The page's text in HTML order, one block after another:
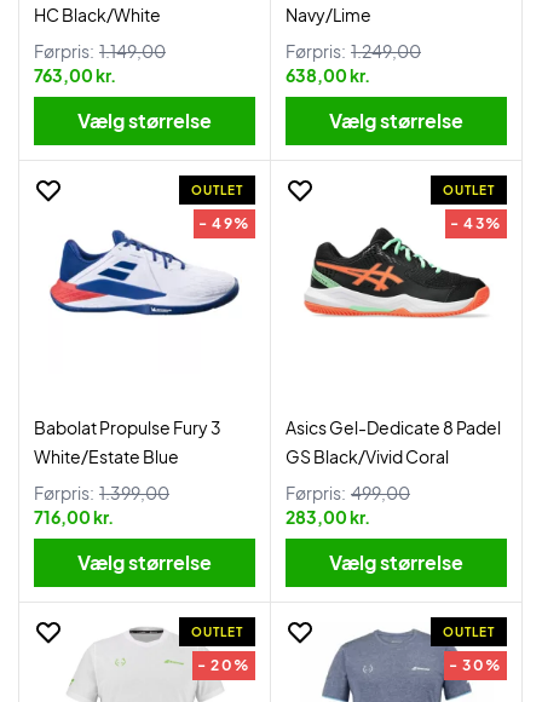
HC Black/White
Førpris: 1.149,00
763,00 kr.
Vælg størrelse
Navy/Lime
Førpris: 1.249,00
638,00 kr.
Vælg størrelse
OUTLET
- 49%
Babolat Propulse Fury 3
White/Estate Blue
Førpris: 1.399,00
716,00 kr.
Vælg størrelse
OUTLET
- 43%
Asics Gel-Dedicate 8 Padel
GS Black/Vivid Coral
Førpris: 499,00
283,00 kr.
Vælg størrelse
OUTLET
- 20%
OUTLET
- 30%